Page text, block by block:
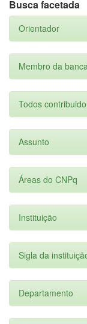
Busca facetada
Orientador
Membro da
Todos
Assunto
Áreas do CNPq
Instituição
Sigla da
Departamento